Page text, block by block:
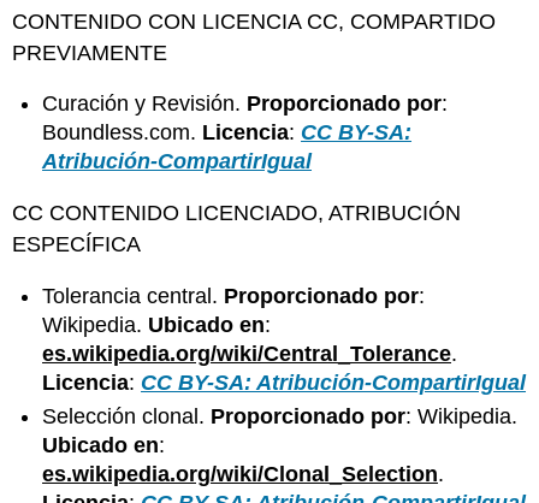
CONTENIDO CON LICENCIA CC, COMPARTIDO
PREVIAMENTE
Curación y Revisión. Proporcionado por:
Boundless.com. Licencia: CC BY-SA:
Atribución-CompartirIgual
CC CONTENIDO LICENCIADO, ATRIBUCIÓN
ESPECÍFICA
Tolerancia central. Proporcionado por:
Wikipedia. Ubicado en:
es.wikipedia.org/wiki/Central_Tolerance.
Licencia: CC BY-SA: Atribución-CompartirIgual
Selección clonal. Proporcionado por: Wikipedia.
Ubicado en:
es.wikipedia.org/wiki/Clonal_Selection.